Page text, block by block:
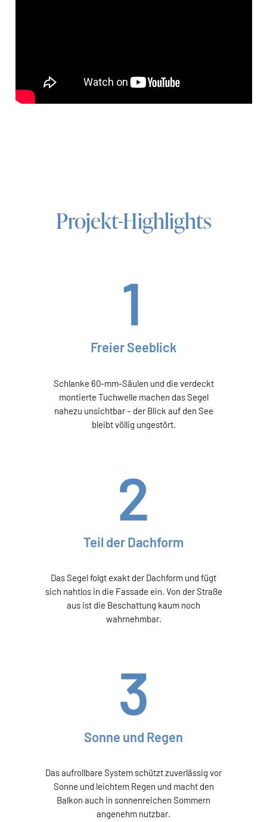
Projekt-Highlights
Freier Seeblick
Schlanke 60-mm-Säulen und die verdeckt
montierte Tuchwelle machen das Segel
nahezu unsichtbar – der Blick auf den See
bleibt völlig ungestört.
Teil der Dachform
Das Segel folgt exakt der Dachform und fügt
sich nahtlos in die Fassade ein. Von der Straße
aus ist die Beschattung kaum noch
wahrnehmbar.
Sonne und Regen
Das aufrollbare System schützt zuverlässig vor
Sonne und leichtem Regen und macht den
Balkon auch in sonnenreichen Sommern
angenehm nutzbar.